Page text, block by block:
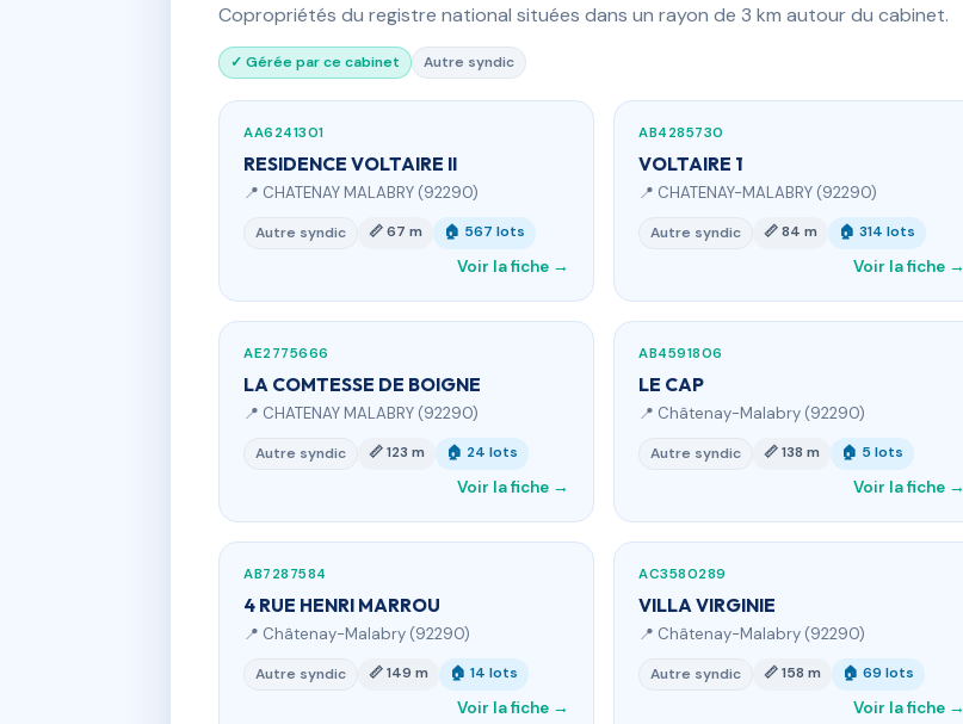
Copropriétés du registre national situées dans un rayon de 3 km autour du cabinet.
✓ Gérée par ce cabinet Autre syndic
AA6241301
RESIDENCE VOLTAIRE II
📍 CHATENAY MALABRY (92290)
Autre syndic 📏 67 m 🏠 567 lots
Voir la fiche →
AB4285730
VOLTAIRE 1
📍 CHATENAY-MALABRY (92290)
Autre syndic 📏 84 m 🏠 314 lots
Voir la fiche →
AE2775666
LA COMTESSE DE BOIGNE
📍 CHATENAY MALABRY (92290)
Autre syndic 📏 123 m 🏠 24 lots
Voir la fiche →
AB4591806
LE CAP
📍 Châtenay-Malabry (92290)
Autre syndic 📏 138 m 🏠 5 lots
Voir la fiche →
AB7287584
4 RUE HENRI MARROU
📍 Châtenay-Malabry (92290)
Autre syndic 📏 149 m 🏠 14 lots
Voir la fiche →
AC3580289
VILLA VIRGINIE
📍 Châtenay-Malabry (92290)
Autre syndic 📏 158 m 🏠 69 lots
Voir la fiche →